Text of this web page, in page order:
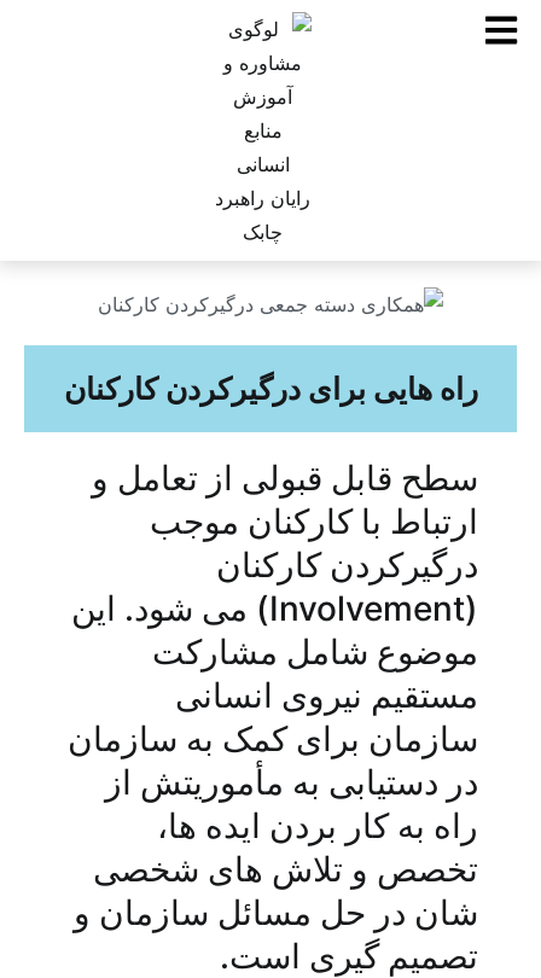
راه هایی برای درگیرکردن کارکنان
سطح قابل قبولی از تعامل و
ارتباط با کارکنان موجب
درگیرکردن کارکنان
(Involvement) می شود. این
موضوع شامل مشارکت
مستقیم نیروی انسانی
سازمان برای کمک به سازمان
در دستیابی به مأموریتش از
راه به کار بردن ایده ها،
تخصص و تلاش های شخصی
شان در حل مسائل سازمان و
تصمیم گیری است.